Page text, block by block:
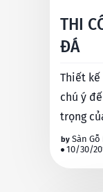
THI
ĐÁ
Thiết kế nội thất : Đối
chú ý
trọng
mình 1…
Sàn
10/30/